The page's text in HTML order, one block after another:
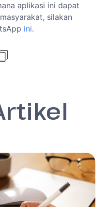
aplikasi ini dapat
silakan
ini.